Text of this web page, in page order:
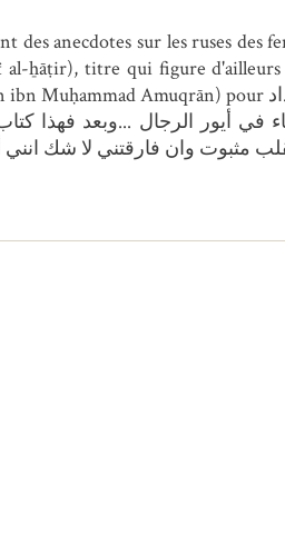
anecdotes sur les ruses des
في أيور الرجال ...وبعد فهذا